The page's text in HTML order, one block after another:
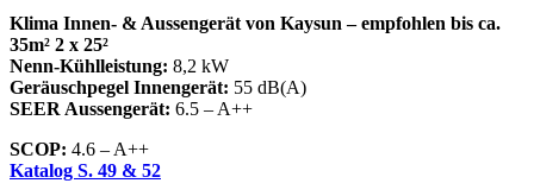
Klima Innen- & Aussengerät von Kaysun – empfohlen bis ca.
35m² 2 x 25²
Nenn-Kühlleistung: 8,2 kW
Geräuschpegel Innengerät: 55 dB(A)
SEER Aussengerät: 6.5 – A++
SCOP: 4.6 – A++
Katalog S. 49 & 52